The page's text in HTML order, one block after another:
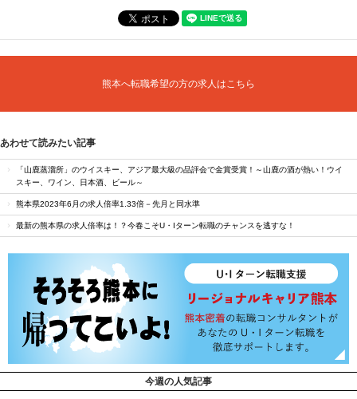
熊本へ転職希望の方の求人はこちら
あわせて読みたい記事
「山鹿蒸溜所」のウイスキー、アジア最大級の品評会で金賞受賞！～山鹿の酒が熱い！ウイ
スキー、ワイン、日本酒、ビール～
熊本県2023年6月の求人倍率1.33倍－先月と同水準
最新の熊本県の求人倍率は！？今春こそU・Iターン転職のチャンスを逃すな！
今週の人気記事